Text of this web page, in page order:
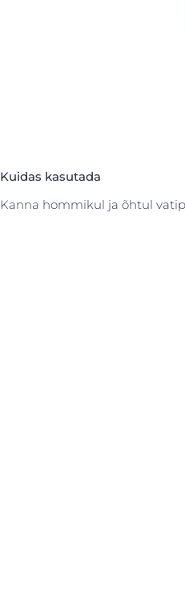
Kuidas kasutada
Kanna hommikul ja õhtul